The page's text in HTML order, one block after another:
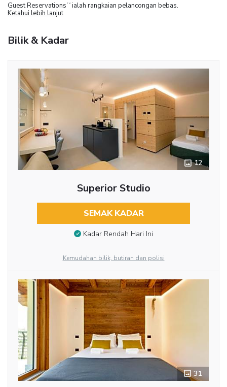
Guest Reservations TM ialah rangkaian pelancongan bebas.
Ketahui lebih lanjut
Bilik & Kadar
12
Superior Studio
SEMAK KADAR
Kadar Rendah Hari Ini
Kemudahan bilik, butiran dan polisi
31